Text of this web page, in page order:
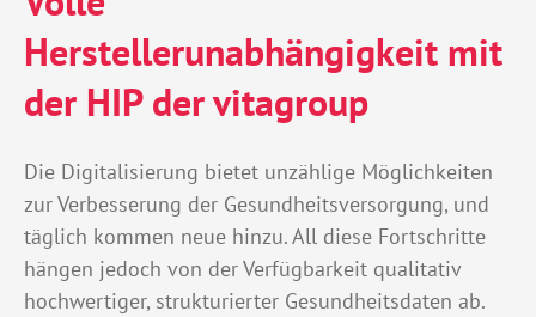
Herstellerunabhängigkeit mit
der HIP der vitagroup
Die Digitalisierung bietet unzählige Möglichkeiten
zur Verbesserung der Gesundheitsversorgung, und
täglich kommen neue hinzu. All diese Fortschritte
hängen jedoch von der Verfügbarkeit qualitativ
hochwertiger, strukturierter Gesundheitsdaten ab.